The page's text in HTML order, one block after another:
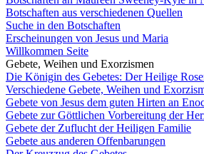
Botschaften aus verschiedenen Quellen
Suche in den Botschaften
Erscheinungen von Jesus und Maria
Willkommen Seite
Gebete, Weihen und Exorzismen
Die Königin des Gebetes: Der Heilige
Verschiedene Gebete, Weihen und
Gebete von Jesus dem guten Hirten an
Gebete zur Göttlichen Vorbereitung der
Gebete der Zuflucht der Heiligen Familie
Gebete aus anderen Offenbarungen